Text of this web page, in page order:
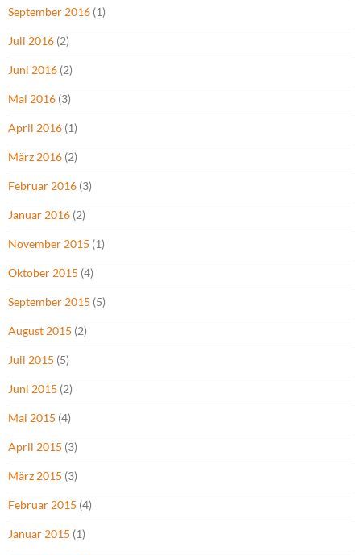
September 2016 (1)
Juli 2016 (2)
Juni 2016 (2)
Mai 2016 (3)
April 2016 (1)
März 2016 (2)
Februar 2016 (3)
Januar 2016 (2)
November 2015 (1)
Oktober 2015 (4)
September 2015 (5)
August 2015 (2)
Juli 2015 (5)
Juni 2015 (2)
Mai 2015 (4)
April 2015 (3)
März 2015 (3)
Februar 2015 (4)
Januar 2015 (1)